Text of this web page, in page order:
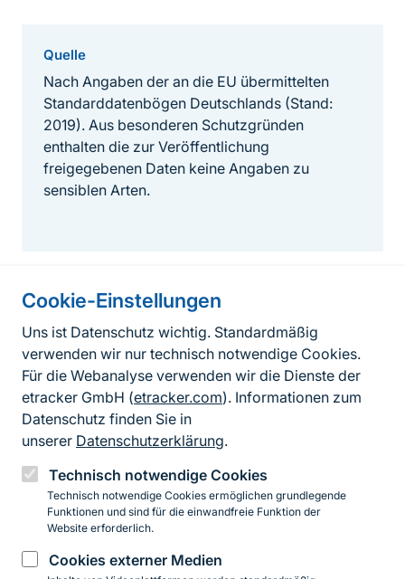
Cookie-Einstellungen
Uns ist Datenschutz wichtig. Standardmäßig
verwenden wir nur technisch notwendige Cookies.
Für die Webanalyse verwenden wir die Dienste der
etracker GmbH (etracker.com). Informationen zum
Datenschutz finden Sie in
unserer Datenschutzerklärung.
Technisch notwendige Cookies
Technisch notwendige Cookies ermöglichen grundlegende
Funktionen und sind für die einwandfreie Funktion der
Website erforderlich.
Cookies externer Medien
Quelle
Nach Angaben der an die EU übermittelten
Standarddatenbögen Deutschlands (Stand:
2019). Aus besonderen Schutzgründen
enthalten die zur Veröffentlichung
freigegebenen Daten keine Angaben zu
sensiblen Arten.
Informationen zur Seite
FußzeileKontakt zum BfN
Kontaktformular
Erklärung zur Barrierefreiheit
Impressum
Datenschutz
InstagramFacebookYouTubeLinkedIn